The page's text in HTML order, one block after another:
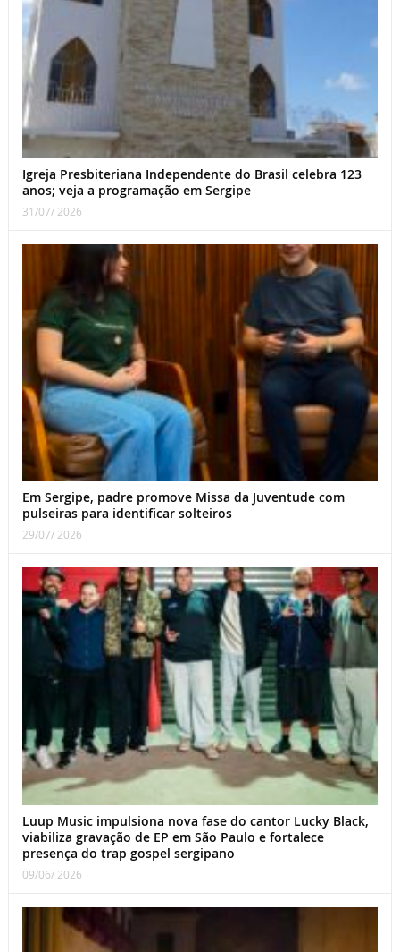
Igreja Presbiteriana Independente do Brasil celebra 123
anos; veja a programação em Sergipe
31/07/ 2026
Em Sergipe, padre promove Missa da Juventude com
pulseiras para identificar solteiros
29/07/ 2026
Luup Music impulsiona nova fase do cantor Lucky Black,
viabiliza gravação de EP em São Paulo e fortalece
presença do trap gospel sergipano
09/06/ 2026